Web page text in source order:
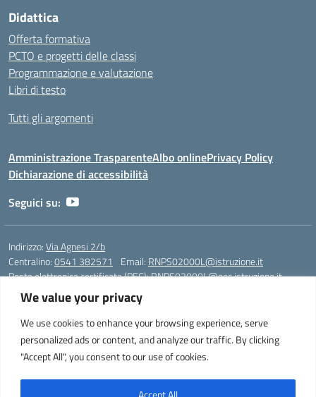
We value your privacy
We use cookies to enhance your browsing experience, serve
personalized ads or content, and analyze our traffic. By clicking
"Accept All", you consent to our use of cookies.
Didattica
Offerta formativa
PCTO e progetti delle classi
Programmazione e valutazione
Libri di testo
Tutti gli argomenti
Amministrazione TrasparenteAlbo onlinePrivacy Policy
Dichiarazione di accessibilità
Seguici su:
Indirizzo:Via Agnesi 2/b
Centralino:0541 382571 Email: RNPS02000L@istruzione.it
Posta elettronica certificata (PEC):RNPS02000L@pec.istruzione.it
Codice fiscale: 82009530401
Codice meccanografico: RNPS02000L
Liceo Scientifico e Musicale "A. Einstein" - Via Agnesi 2/b - 47923 Rimini
- Tel. +39 0541 382571 – Fax +39 0541 381636 E-mail: